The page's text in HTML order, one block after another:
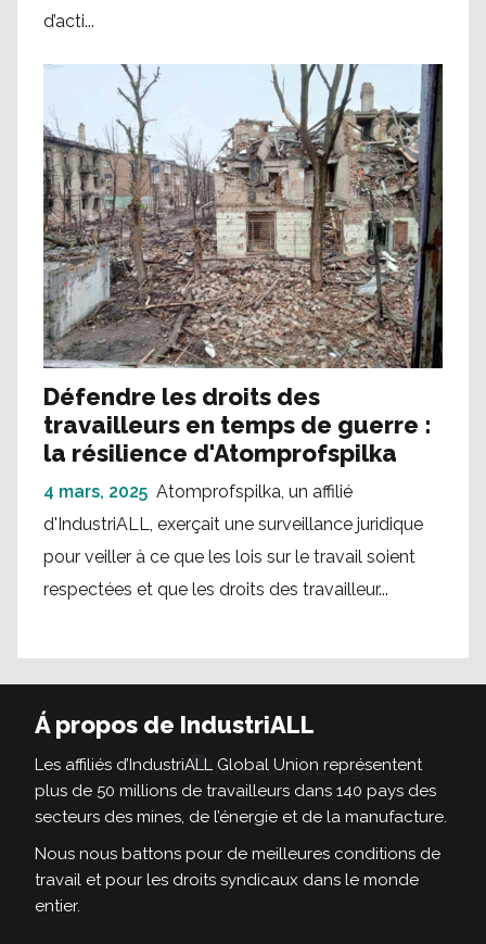
d’acti...
Défendre les droits des
travailleurs en temps de guerre :
la résilience d'Atomprofspilka
4 mars, 2025 Atomprofspilka, un affilié
d'IndustriALL, exerçait une surveillance juridique
pour veiller à ce que les lois sur le travail soient
respectées et que les droits des travailleur...
Á propos de IndustriALL
Les affiliés d’IndustriALL Global Union représentent
plus de 50 millions de travailleurs dans 140 pays des
secteurs des mines, de l’énergie et de la manufacture.
Nous nous battons pour de meilleures conditions de
travail et pour les droits syndicaux dans le monde
entier.